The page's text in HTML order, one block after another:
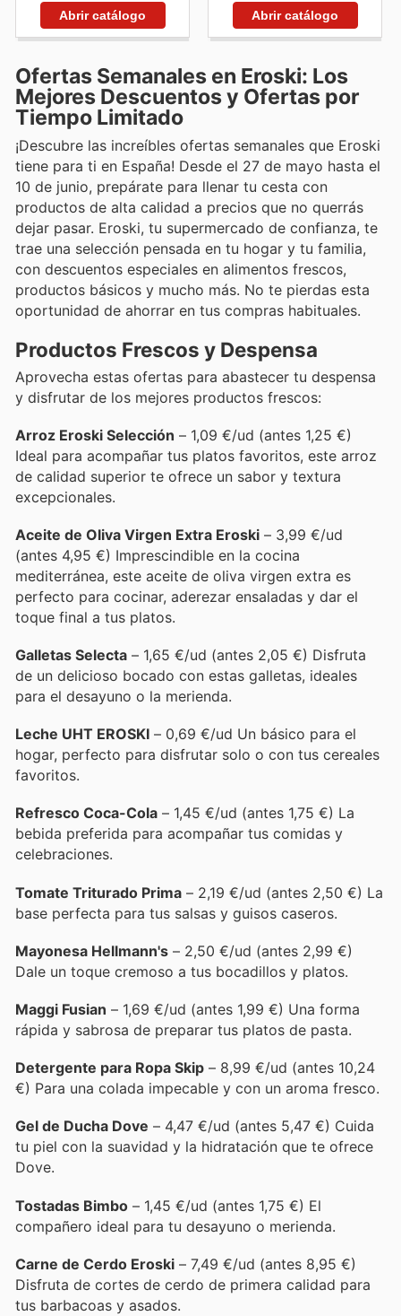
Abrir catálogo Abrir catálogo
Ofertas Semanales en Eroski: Los
Mejores Descuentos y Ofertas por
Tiempo Limitado
¡Descubre las increíbles ofertas semanales que Eroski
tiene para ti en España! Desde el 27 de mayo hasta el
10 de junio, prepárate para llenar tu cesta con
productos de alta calidad a precios que no querrás
dejar pasar. Eroski, tu supermercado de confianza, te
trae una selección pensada en tu hogar y tu familia,
con descuentos especiales en alimentos frescos,
productos básicos y mucho más. No te pierdas esta
oportunidad de ahorrar en tus compras habituales.
Productos Frescos y Despensa
Aprovecha estas ofertas para abastecer tu despensa
y disfrutar de los mejores productos frescos:
Arroz Eroski Selección – 1,09 €/ud (antes 1,25 €)
Ideal para acompañar tus platos favoritos, este arroz
de calidad superior te ofrece un sabor y textura
excepcionales.
Aceite de Oliva Virgen Extra Eroski – 3,99 €/ud
(antes 4,95 €) Imprescindible en la cocina
mediterránea, este aceite de oliva virgen extra es
perfecto para cocinar, aderezar ensaladas y dar el
toque final a tus platos.
Galletas Selecta – 1,65 €/ud (antes 2,05 €) Disfruta
de un delicioso bocado con estas galletas, ideales
para el desayuno o la merienda.
Leche UHT EROSKI – 0,69 €/ud Un básico para el
hogar, perfecto para disfrutar solo o con tus cereales
favoritos.
Refresco Coca-Cola – 1,45 €/ud (antes 1,75 €) La
bebida preferida para acompañar tus comidas y
celebraciones.
Tomate Triturado Prima – 2,19 €/ud (antes 2,50 €) La
base perfecta para tus salsas y guisos caseros.
Mayonesa Hellmann's – 2,50 €/ud (antes 2,99 €)
Dale un toque cremoso a tus bocadillos y platos.
Maggi Fusian – 1,69 €/ud (antes 1,99 €) Una forma
rápida y sabrosa de preparar tus platos de pasta.
Detergente para Ropa Skip – 8,99 €/ud (antes 10,24
€) Para una colada impecable y con un aroma fresco.
Gel de Ducha Dove – 4,47 €/ud (antes 5,47 €) Cuida
tu piel con la suavidad y la hidratación que te ofrece
Dove.
Tostadas Bimbo – 1,45 €/ud (antes 1,75 €) El
compañero ideal para tu desayuno o merienda.
Carne de Cerdo Eroski – 7,49 €/ud (antes 8,95 €)
Disfruta de cortes de cerdo de primera calidad para
tus barbacoas y asados.